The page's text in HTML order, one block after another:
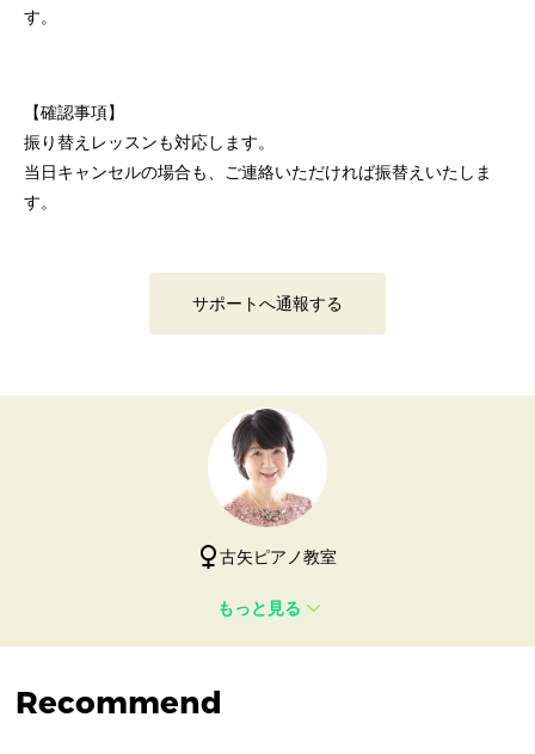
す。
【確認事項】
振り替えレッスンも対応します。
当日キャンセルの場合も、ご連絡いただければ振替えいたしま
す。
サポートへ通報する
古矢ピアノ教室
もっと見る
Recommend